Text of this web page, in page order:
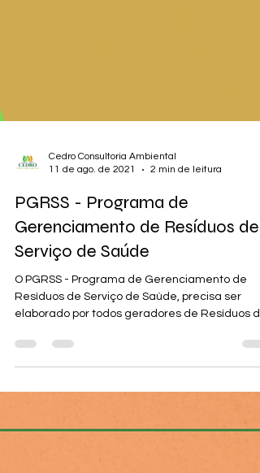
Cedro Consultoria Ambiental
PGRSS - Programa de
Gerenciamento de Resíduos de
Serviço de Saúde
O PGRSS - Programa de Gerenciamento de
Resíduos de Serviço de Saúde, precisa ser
Serviço de...